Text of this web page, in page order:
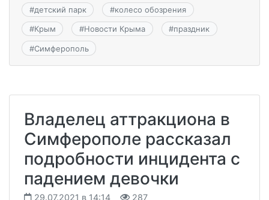
#детский парк #колесо обозрения
#Крым #Новости Крыма #праздник
#Симферополь
Владелец аттракциона в
Симферополе рассказал
подробности инцидента с
падением девочки
29.07.2021 в 14:14 287